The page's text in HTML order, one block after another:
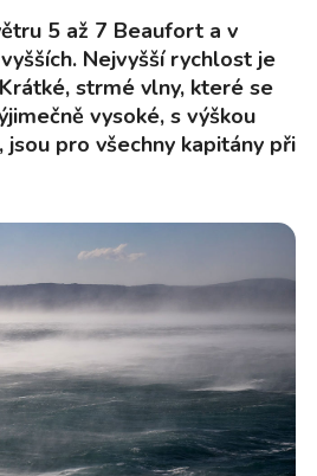
5 až 7 Beaufort a v
Nejvyšší rychlost je
strmé vlny, které se
vysoké, s výškou
pro všechny kapitány při